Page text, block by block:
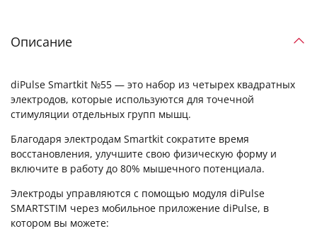
Описание
diPulse Smartkit №55 — это набор из четырех квадратных
электродов, которые используются для точечной
стимуляции отдельных групп мышц.
Благодаря электродам Smartkit сократите время
восстановления, улучшите свою физическую форму и
включите в работу до 80% мышечного потенциала.
Электроды управляются с помощью модуля diPulse
SMARTSTIM через мобильное приложение diPulse, в
котором вы можете: